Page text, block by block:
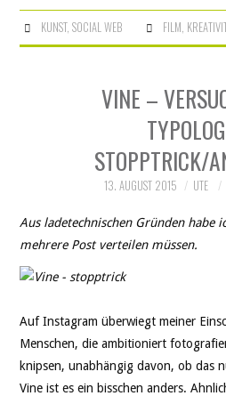
KUNST, SOCIAL WEB FILM,
VINE –
STOPPTRICK/
13. AUGUST 2015 UTE
Aus ladetechnischen Gründen habe
mehrere Post verteilen müssen.
Auf Instagram überwiegt meiner
Menschen, die ambitioniert
knipsen, unabhängig davon, ob das
Vine ist es ein bisschen anders.